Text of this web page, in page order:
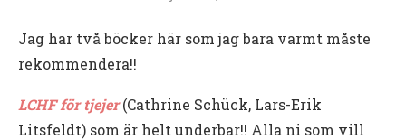
Jag har två böcker här som jag bara varmt måste
rekommendera!!
LCHF för tjejer(Cathrine Schück, Lars-Erik
Litsfeldt) som är helt underbar!! Alla ni som vill